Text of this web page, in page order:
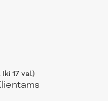
17 val.)